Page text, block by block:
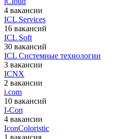
4 вакансии
ICL Services
16 вакансий
ICL Soft
30 вакансий
ICL Системные технологии
3 вакансии
ICNX
2 вакансии
i.com
10 вакансий
I-Con
4 вакансии
IconColoristic
1 вакансия